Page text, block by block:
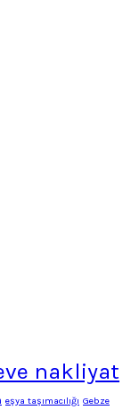
nakliyat
eşya taşımacılığı Gebze